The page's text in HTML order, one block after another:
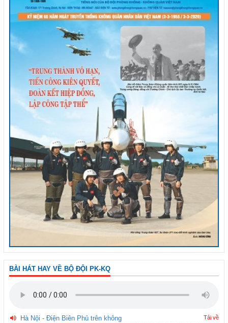
BÀI HÁT HAY VỀ BỘ ĐỘI PK-KQ
Hà Nội - Điện Biên Phủ trên không Tải về